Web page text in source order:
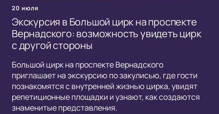
20 июля
Экскурсия в Большой цирк на проспекте
Вернадского: возможность увидеть цирк
с другой стороны
Большой цирк на проспекте Вернадского
приглашает на экскурсию по закулисью, где гости
познакомятся с внутренней жизнью цирка, увидят
репетиционные площадки и узнают, как создаются
знаменитые представления.